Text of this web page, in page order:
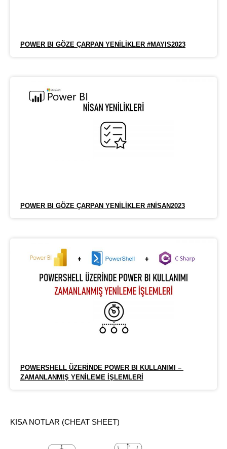
POWER BI GÖZE ÇARPAN YENILIKLER #MAYIS2023
POWER BI GÖZE ÇARPAN YENILIKLER #NISAN2023
POWERSHELL ÜZERINDE POWER BI KULLANIMI –
ZAMANLANMIŞ YENILEME İŞLEMLERI
KISA NOTLAR (CHEAT SHEET)